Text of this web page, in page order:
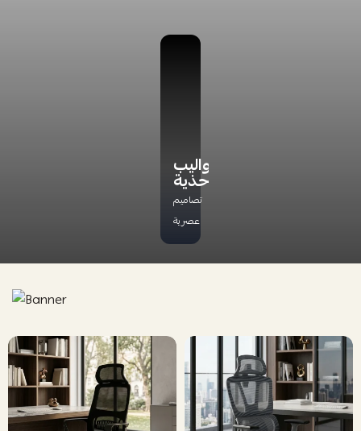
دواليب
أحذية
تصاميم
عصرية